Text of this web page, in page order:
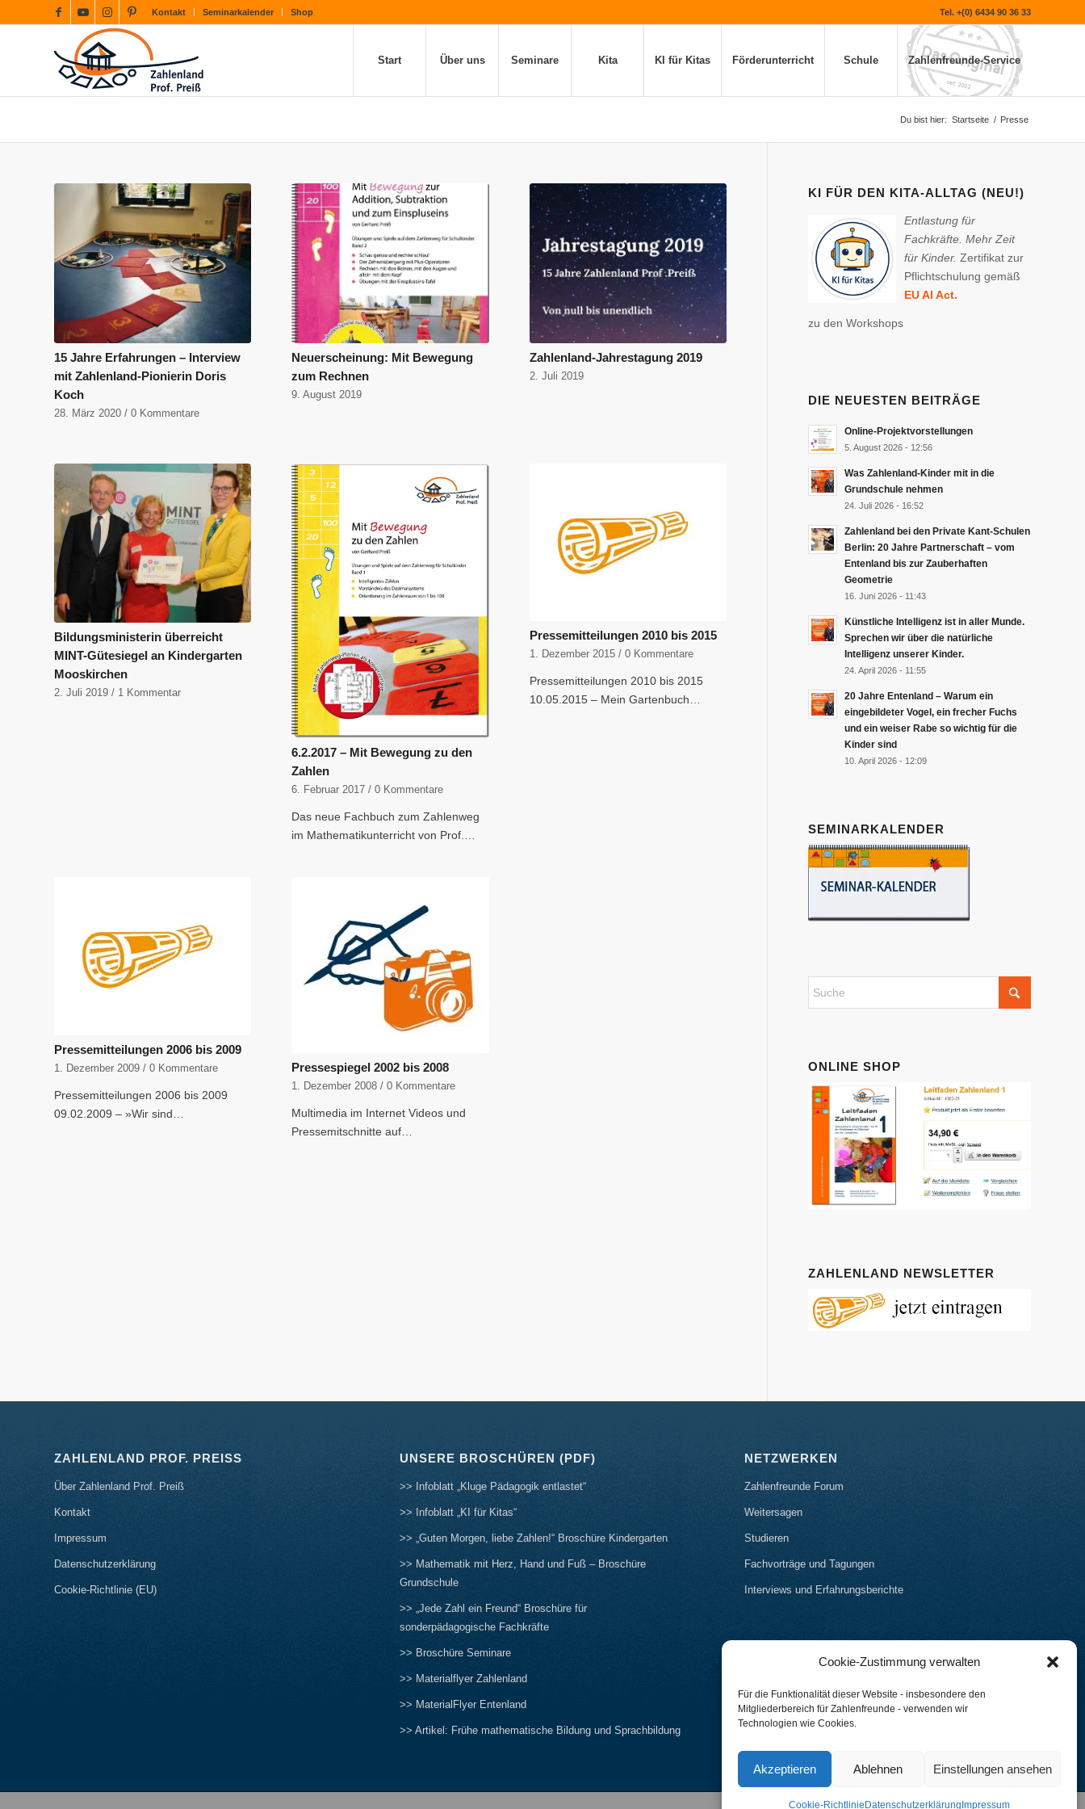
Cookie-Zustimmung verwalten
Für die Funktionalität dieser Website - insbesondere den
Mitgliederbereich für Zahlenfreunde - verwenden wir
Technologien wie Cookies.
Akzeptieren Ablehnen Einstellungen ansehen
Cookie-Richtlinie Datenschutzerklärung Impressum
Kontakt Seminarkalender Shop Tel. +(0) 6434 90 36 33
Start Über uns Seminare Kita KI für Kitas Förderunterricht Schule Zahlenfreunde-Service
Du bist hier: Startseite / Presse
15 Jahre Erfahrungen – Interview
mit Zahlenland-Pionierin Doris
Koch
28. März 2020 / 0 Kommentare
Neuerscheinung: Mit Bewegung
zum Rechnen
9. August 2019
Zahlenland-Jahrestagung 2019
2. Juli 2019
Bildungsministerin überreicht
MINT-Gütesiegel an Kindergarten
Mooskirchen
2. Juli 2019 / 1 Kommentar
6.2.2017 – Mit Bewegung zu den
Zahlen
6. Februar 2017 / 0 Kommentare
Das neue Fachbuch zum Zahlenweg
im Mathematikunterricht von Prof.…
Pressemitteilungen 2010 bis 2015
1. Dezember 2015 / 0 Kommentare
Pressemitteilungen 2010 bis 2015
10.05.2015 – Mein Gartenbuch…
Pressemitteilungen 2006 bis 2009
1. Dezember 2009 / 0 Kommentare
Pressemitteilungen 2006 bis 2009
09.02.2009 – »Wir sind…
Pressespiegel 2002 bis 2008
1. Dezember 2008 / 0 Kommentare
Multimedia im Internet Videos und
Pressemitschnitte auf…
KI FÜR DEN KITA-ALLTAG (NEU!)
Entlastung für
Fachkräfte. Mehr Zeit
für Kinder.Zertifikat zur
Pflichtschulung gemäß
EU AI Act.
zu den Workshops
DIE NEUESTEN BEITRÄGE
Online-Projektvorstellungen
5. August 2026 - 12:56
Was Zahlenland-Kinder mit in die
Grundschule nehmen
24. Juli 2026 - 16:52
Zahlenland bei den Private Kant-Schulen
Berlin: 20 Jahre Partnerschaft – vom
Entenland bis zur Zauberhaften
Geometrie
16. Juni 2026 - 11:43
Künstliche Intelligenz ist in aller Munde.
Sprechen wir über die natürliche
Intelligenz unserer Kinder.
24. April 2026 - 11:55
20 Jahre Entenland – Warum ein
eingebildeter Vogel, ein frecher Fuchs
und ein weiser Rabe so wichtig für die
Kinder sind
10. April 2026 - 12:09
SEMINARKALENDER
ONLINE SHOP
ZAHLENLAND NEWSLETTER
ZAHLENLAND PROF. PREISS
Über Zahlenland Prof. Preiß
Kontakt
Impressum
Datenschutzerklärung
Cookie-Richtlinie (EU)
UNSERE BROSCHÜREN (PDF)
>> Infoblatt „Kluge Pädagogik entlastet“
>> Infoblatt „KI für Kitas“
>> „Guten Morgen, liebe Zahlen!“ Broschüre Kindergarten
>> Mathematik mit Herz, Hand und Fuß – Broschüre
Grundschule
>> „Jede Zahl ein Freund“ Broschüre für
sonderpädagogische Fachkräfte
>> Broschüre Seminare
>> Materialflyer Zahlenland
>> MaterialFlyer Entenland
>> Artikel: Frühe mathematische Bildung und Sprachbildung
NETZWERKEN
Zahlenfreunde Forum
Weitersagen
Studieren
Fachvorträge und Tagungen
Interviews und Erfahrungsberichte